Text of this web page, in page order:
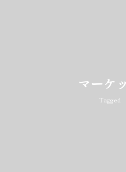
マーケ
Tagged